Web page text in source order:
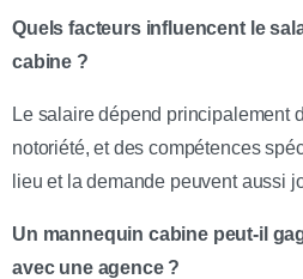
Quels facteurs influencent le
cabine ?
Le salaire dépend principalement
notoriété, et des compétences
lieu et la demande peuvent aussi
Un mannequin cabine peut-il
avec une agence ?